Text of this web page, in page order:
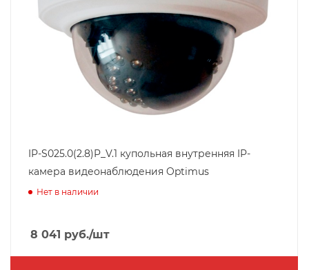
IP-S025.0(2.8)P_V.1 купольная внутренняя IP-
камера видеонаблюдения Optimus
Нет в наличии
8 041 руб./шт